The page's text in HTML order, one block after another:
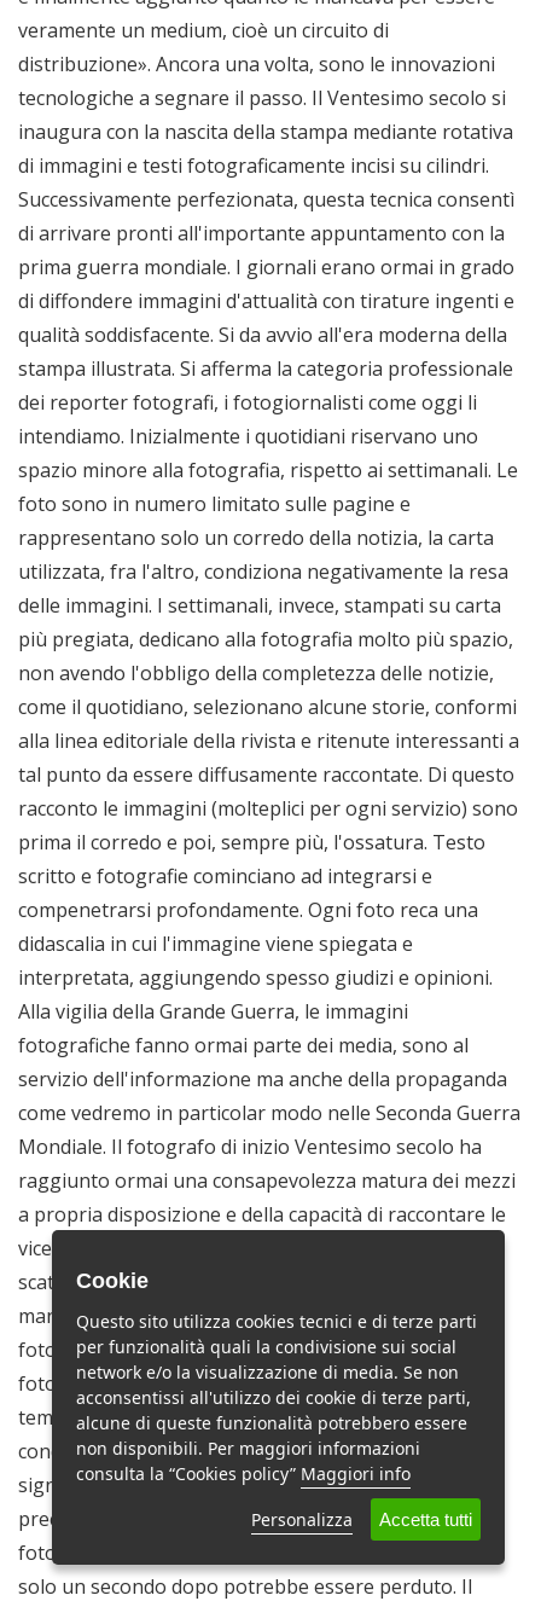
Cookie
Questo sito utilizza cookies tecnici e di terze parti
per funzionalità quali la condivisione sui social
network e/o la visualizzazione di media. Se non
acconsentissi all'utilizzo dei cookie di terze parti,
alcune di queste funzionalità potrebbero essere
non disponibili. Per maggiori informazioni
consulta la “Cookies policy” Maggiori info
Personalizza
Accetta tutti